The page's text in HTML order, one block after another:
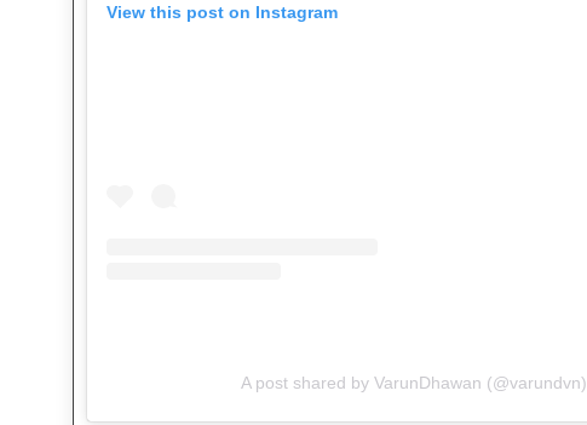
View this post on Instagram
A post shared by VarunDhawan (@varundvn)